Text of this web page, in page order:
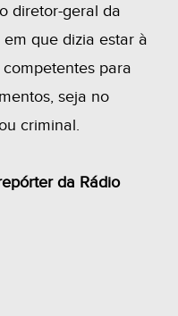
diretor-geral da
que dizia estar à
para
seja no
criminal.
da Rádio